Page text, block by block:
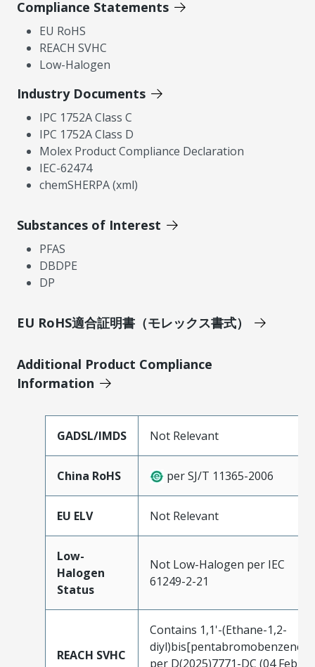
Compliance Statements
EU RoHS
REACH SVHC
Low-Halogen
Industry Documents
IPC 1752A Class C
IPC 1752A Class D
Molex Product Compliance Declaration
IEC-62474
chemSHERPA (xml)
Substances of Interest
PFAS
DBDPE
DP
EU RoHS適合証明書（モレックス書式）
Additional Product Compliance
Information
GADSL/IMDS Not Relevant
China RoHS per SJ/T 11365-2006
EU ELV Not Relevant
Low-
Halogen
Status
Not Low-Halogen per IEC
61249-2-21
REACH SVHC
Contains 1,1'-(Ethane-1,2-
diyl)bis[pentabromobenzene]
per D(2025)7771-DC (04 Feb